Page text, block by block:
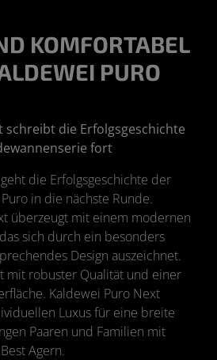
KOMFORTABEL
PURO
schreibt die Erfolgsgeschichte
fort
die Erfolgsgeschichte der
in die nächste Runde.
überzeugt mit einem modernen
sich durch ein besonders
Design auszeichnet.
mit robuster Qualität und einer
Kaldewei Puro Next
Luxus für eine breite
Paaren und Familien mit
Agern.